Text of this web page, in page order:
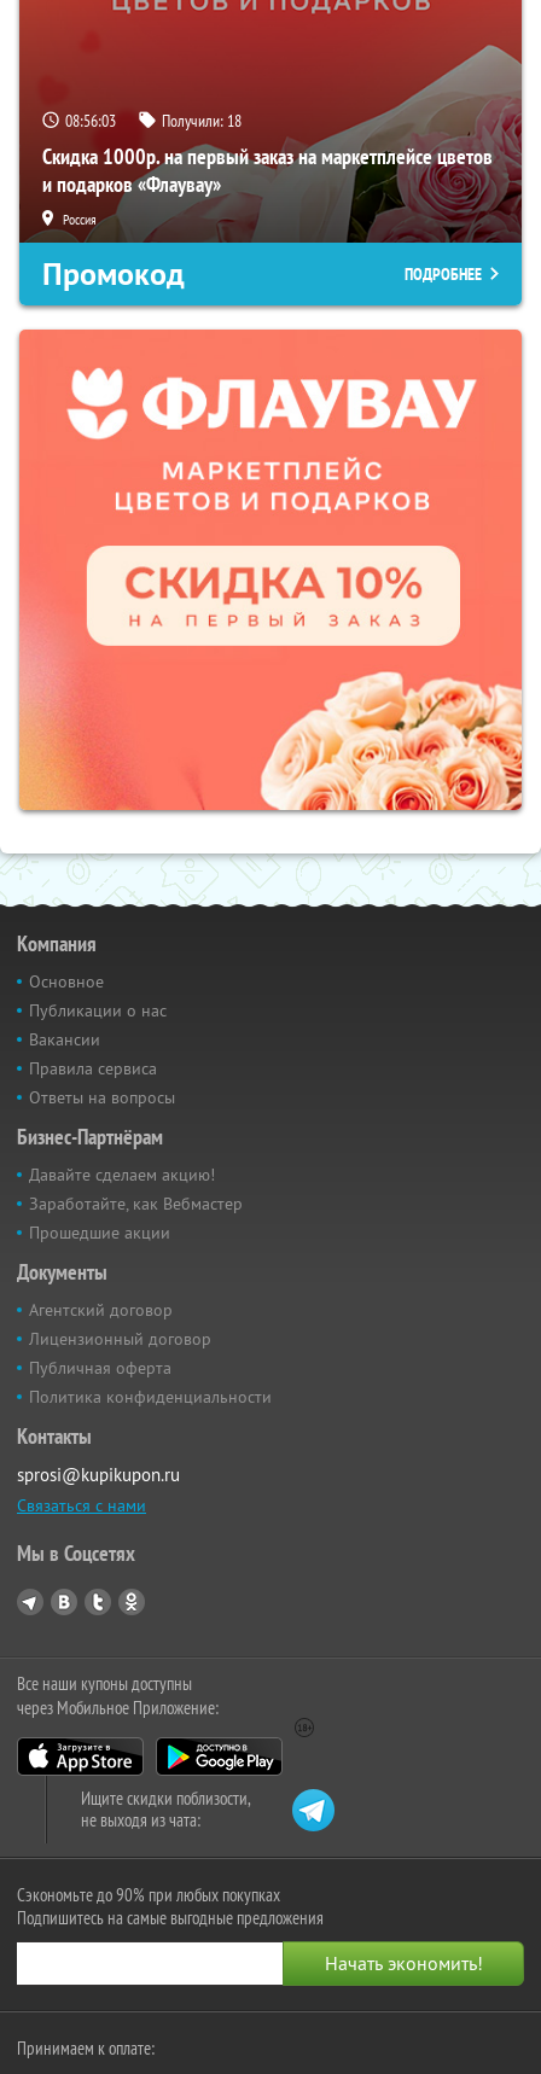
08:56:02 Получили: 18
Скидка 1000р. на первый заказ на маркетплейсе цветов
и подарков «Флаувау»
Россия
Промокод ПОДРОБНЕЕ
Компания
Основное
Публикации о нас
Вакансии
Правила сервиса
Ответы на вопросы
Бизнес-Партнёрам
Давайте сделаем акцию!
Заработайте, как Вебмастер
Прошедшие акции
Документы
Агентский договор
Лицензионный договор
Публичная оферта
Политика конфиденциальности
Контакты
sprosi@kupikupon.ru
Связаться с нами
Мы в Соцсетях
Все наши купоны доступны
через Мобильное Приложение:
Ищите скидки поблизости,
не выходя из чата:
Сэкономьте до 90% при любых покупках
Подпишитесь на самые выгодные предложения
Принимаем к оплате: